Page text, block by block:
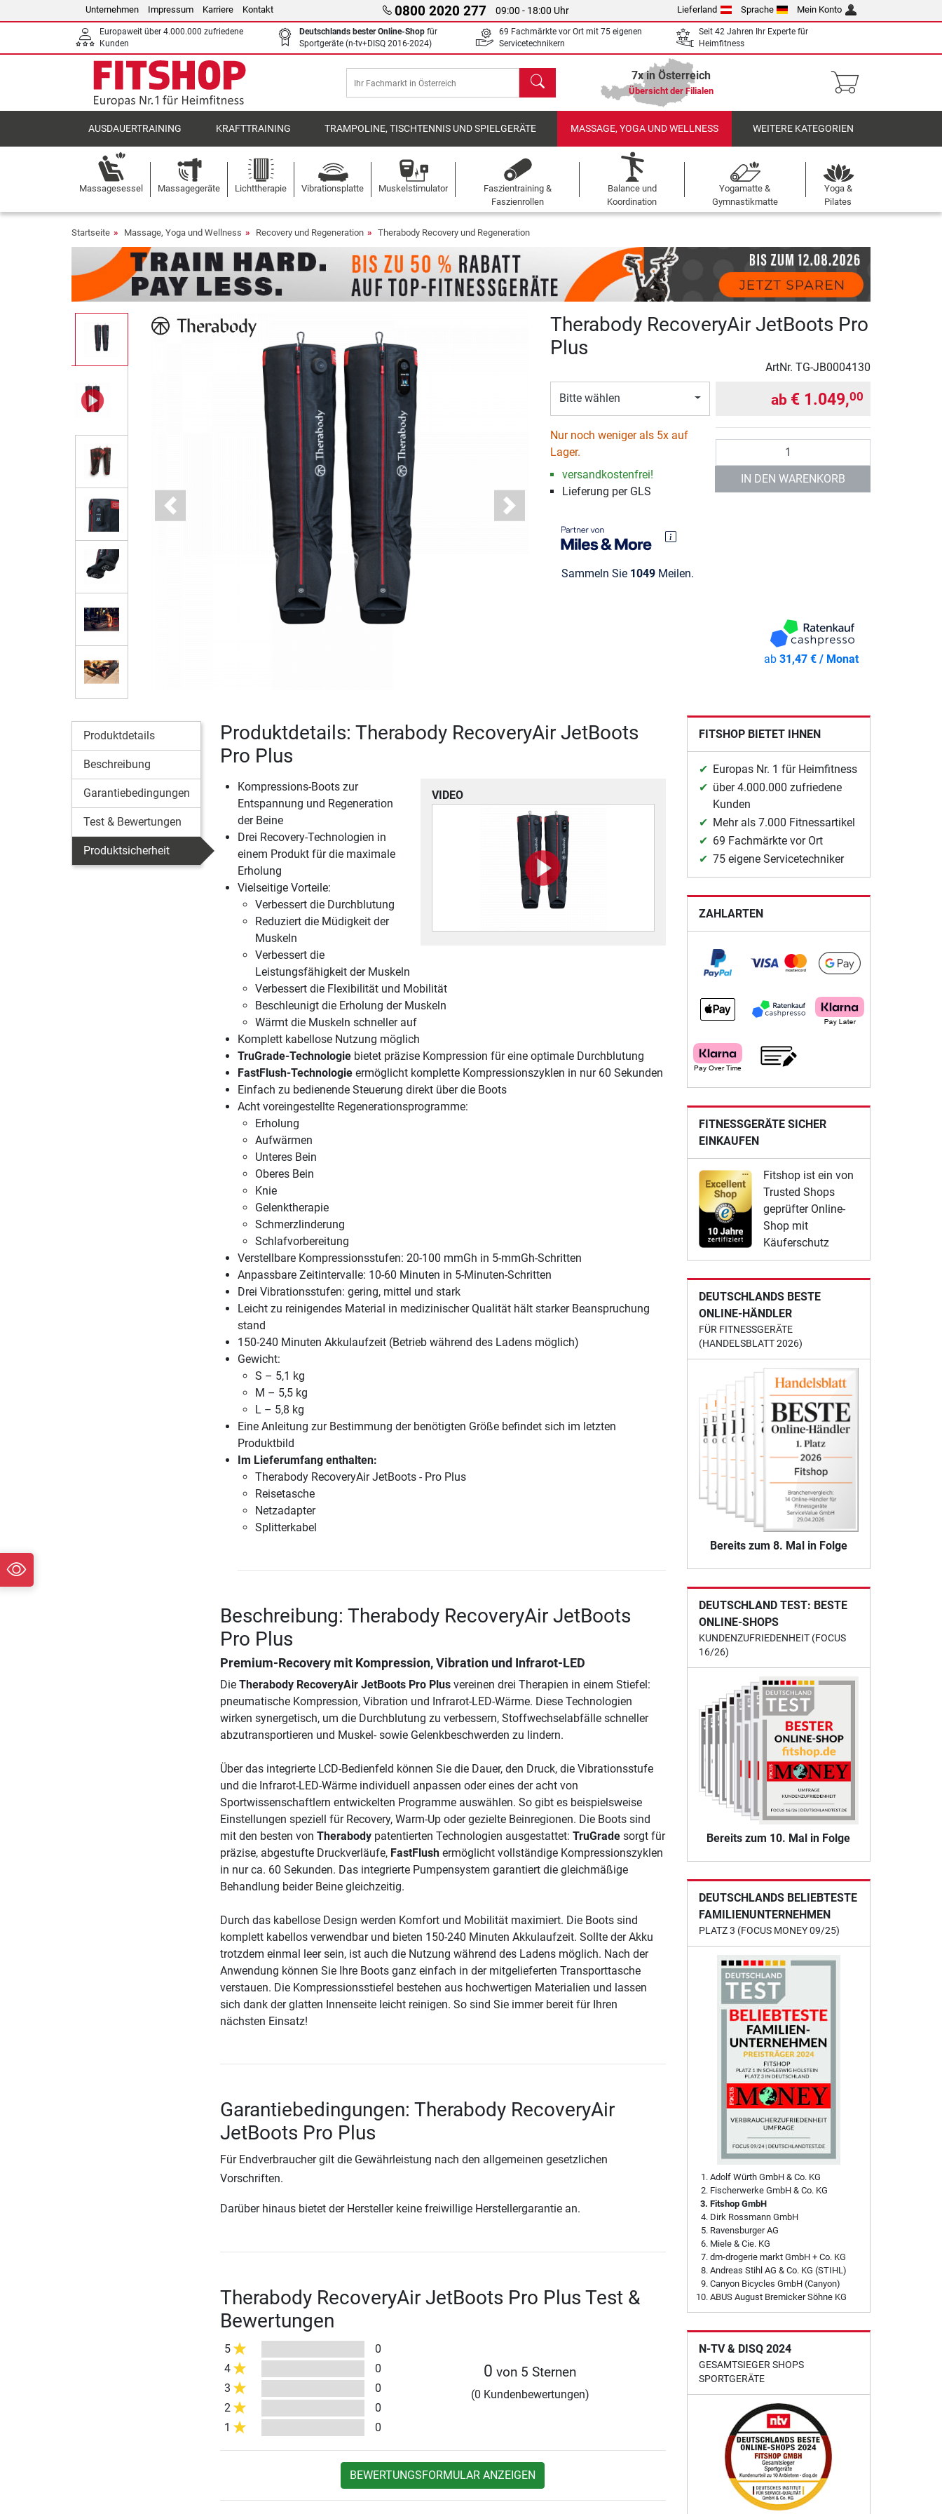
Unternehmen Impressum Karriere Kontakt 0800 2020 277 09:00 - 18:00 Uhr Lieferland Sprache Mein Konto
Europaweit über 4.000.000 zufriedene
Kunden
Deutschlands bester Online-Shop für
Sportgeräte (n-tv+DISQ 2016-2024)
69 Fachmärkte vor Ort mit 75 eigenen
Servicetechnikern
Seit 42 Jahren Ihr Experte für
Heimfitness
Suchen 7x in Österreich
Übersicht der Filialen
AUSDAUERTRAINING KRAFTTRAINING TRAMPOLINE, TISCHTENNIS UND SPIELGERÄTE MASSAGE, YOGA UND WELLNESS WEITERE KATEGORIEN
Massagesessel Massagegeräte Lichttherapie Vibrationsplatte Muskelstimulator
Faszientraining &
Faszienrollen
Balance und
Koordination
Yogamatte &
Gymnastikmatte
Yoga &
Pilates
Startseite Massage, Yoga und Wellness Recovery und Regeneration Therabody Recovery und Regeneration
Previous Next
Therabody RecoveryAir JetBoots Pro
Plus
ArtNr. TG-JB0004130
Bitte wählen
Nur noch weniger als 5x auf
Lager.
versandkostenfrei!
Lieferung per GLS
Sammeln Sie 1049Meilen.
ab € 1.049,00
IN DEN WARENKORB
ab 31,47 € / Monat
Produktdetails
Beschreibung
Garantiebedingungen
Test & Bewertungen
Produktsicherheit
Produktdetails: Therabody RecoveryAir JetBoots
Pro Plus
VIDEO
Kompressions-Boots zur
Entspannung und Regeneration
der Beine
Drei Recovery-Technologien in
einem Produkt für die maximale
Erholung
Vielseitige Vorteile:
Verbessert die Durchblutung
Reduziert die Müdigkeit der
Muskeln
Verbessert die
Leistungsfähigkeit der Muskeln
Verbessert die Flexibilität und Mobilität
Beschleunigt die Erholung der Muskeln
Wärmt die Muskeln schneller auf
Komplett kabellose Nutzung möglich
TruGrade-Technologiebietet präzise Kompression für eine optimale Durchblutung
FastFlush-Technologieermöglicht komplette Kompressionszyklen in nur 60 Sekunden
Einfach zu bedienende Steuerung direkt über die Boots
Acht voreingestellte Regenerationsprogramme:
Erholung
Aufwärmen
Unteres Bein
Oberes Bein
Knie
Gelenktherapie
Schmerzlinderung
Schlafvorbereitung
Verstellbare Kompressionsstufen: 20-100 mmGh in 5-mmGh-Schritten
Anpassbare Zeitintervalle: 10-60 Minuten in 5-Minuten-Schritten
Drei Vibrationsstufen: gering, mittel und stark
Leicht zu reinigendes Material in medizinischer Qualität hält starker Beanspruchung
stand
150-240 Minuten Akkulaufzeit (Betrieb während des Ladens möglich)
Gewicht:
S – 5,1 kg
M – 5,5 kg
L – 5,8 kg
Eine Anleitung zur Bestimmung der benötigten Größe befindet sich im letzten
Produktbild
Im Lieferumfang enthalten:
Therabody RecoveryAir JetBoots - Pro Plus
Reisetasche
Netzadapter
Splitterkabel
Beschreibung: Therabody RecoveryAir JetBoots
Pro Plus
Premium-Recovery mit Kompression, Vibration und Infrarot-LED
Die Therabody RecoveryAir JetBoots Pro Plusvereinen drei Therapien in einem Stiefel:
pneumatische Kompression, Vibration und Infrarot-LED-Wärme. Diese Technologien
wirken synergetisch, um die Durchblutung zu verbessern, Stoffwechselabfälle schneller
abzutransportieren und Muskel- sowie Gelenkbeschwerden zu lindern.
Über das integrierte LCD-Bedienfeld können Sie die Dauer, den Druck, die Vibrationsstufe
und die Infrarot-LED-Wärme individuell anpassen oder eines der acht von
Sportwissenschaftlern entwickelten Programme auswählen. So gibt es beispielsweise
Einstellungen speziell für Recovery, Warm-Up oder gezielte Beinregionen. Die Boots sind
mit den besten von Therabodypatentierten Technologien ausgestattet: TruGradesorgt für
präzise, abgestufte Druckverläufe, FastFlushermöglicht vollständige Kompressionszyklen
in nur ca. 60 Sekunden. Das integrierte Pumpensystem garantiert die gleichmäßige
Behandlung beider Beine gleichzeitig.
Durch das kabellose Design werden Komfort und Mobilität maximiert. Die Boots sind
komplett kabellos verwendbar und bieten 150-240 Minuten Akkulaufzeit. Sollte der Akku
trotzdem einmal leer sein, ist auch die Nutzung während des Ladens möglich. Nach der
Anwendung können Sie Ihre Boots ganz einfach in der mitgelieferten Transporttasche
verstauen. Die Kompressionsstiefel bestehen aus hochwertigen Materialien und lassen
sich dank der glatten Innenseite leicht reinigen. So sind Sie immer bereit für Ihren
nächsten Einsatz!
Garantiebedingungen: Therabody RecoveryAir
JetBoots Pro Plus
Für Endverbraucher gilt die Gewährleistung nach den allgemeinen gesetzlichen
Vorschriften.
Darüber hinaus bietet der Hersteller keine freiwillige Herstellergarantie an.
Therabody RecoveryAir JetBoots Pro Plus Test &
Bewertungen
5
0
4
0
3
0
2
0
1
0
0 von 5 Sternen
(0 Kundenbewertungen)
BEWERTUNGSFORMULAR ANZEIGEN
FITSHOP BIETET IHNEN
Europas Nr. 1 für Heimfitness
über 4.000.000 zufriedene
Kunden
Mehr als 7.000 Fitnessartikel
69 Fachmärkte vor Ort
75 eigene Servicetechniker
ZAHLARTEN
FITNESSGERÄTE SICHER
EINKAUFEN
Fitshop ist ein von
Trusted Shops
geprüfter Online-
Shop mit
Käuferschutz
DEUTSCHLANDS BESTE
ONLINE-HÄNDLER
FÜR FITNESSGERÄTE
(HANDELSBLATT 2026)
Bereits zum 8. Mal in Folge
DEUTSCHLAND TEST: BESTE
ONLINE-SHOPS
KUNDENZUFRIEDENHEIT (FOCUS
16/26)
Bereits zum 10. Mal in Folge
DEUTSCHLANDS BELIEBTESTE
FAMILIENUNTERNEHMEN
PLATZ 3 (FOCUS MONEY 09/25)
Adolf Würth GmbH & Co. KG
Fischerwerke GmbH & Co. KG
Fitshop GmbH
Dirk Rossmann GmbH
Ravensburger AG
Miele & Cie. KG
dm-drogerie markt GmbH + Co. KG
Andreas Stihl AG & Co. KG (STIHL)
Canyon Bicycles GmbH (Canyon)
ABUS August Bremicker Söhne KG
N-TV & DISQ 2024
GESAMTSIEGER SHOPS
SPORTGERÄTE